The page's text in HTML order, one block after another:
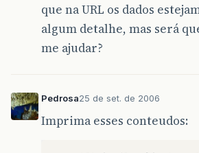
que na URL os dados
algum detalhe, mas será
me ajudar?
Pedrosa25 de set. de 2006
Imprima esses conteudos: